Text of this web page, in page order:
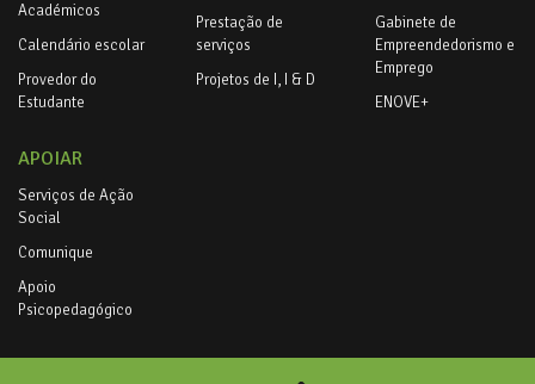
Académicos
Calendário escolar
Provedor do
Estudante
Prestação de
serviços
Projetos de I, I & D
Gabinete de
Empreendedorismo e
Emprego
ENOVE+
APOIAR
Serviços de Ação
Social
Comunique
Apoio
Psicopedagógico